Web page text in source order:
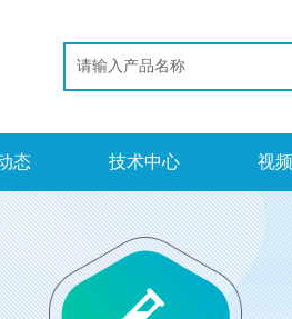
态 技术中心 视